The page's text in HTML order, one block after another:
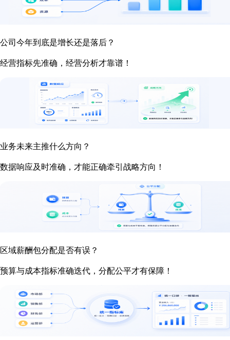
公司今年到底是增长还是落后？
经营指标先准确，经营分析才靠谱！
业务未来主推什么方向？
数据响应及时准确，才能正确牵引战略方向！
区域薪酬包分配是否有误？
预算与成本指标准确迭代，分配公平才有保障！